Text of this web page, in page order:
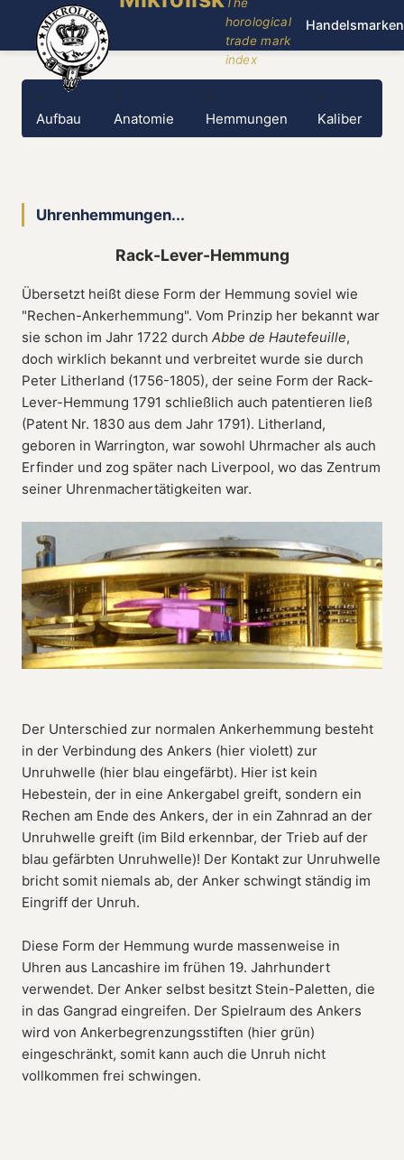
horological
trade mark
index
Handelsmarken
»
Aufbau
»
Anatomie
»
Hemmungen
»
Kaliber
Uhrenhemmungen...
Rack-Lever-Hemmung
Übersetzt heißt diese Form der Hemmung soviel wie
"Rechen-Ankerhemmung". Vom Prinzip her bekannt war
sie schon im Jahr 1722 durch Abbe de Hautefeuille,
doch wirklich bekannt und verbreitet wurde sie durch
Peter Litherland (1756-1805), der seine Form der Rack-
Lever-Hemmung 1791 schließlich auch patentieren ließ
(Patent Nr. 1830 aus dem Jahr 1791). Litherland,
geboren in Warrington, war sowohl Uhrmacher als auch
Erfinder und zog später nach Liverpool, wo das Zentrum
seiner Uhrenmachertätigkeiten war.
Der Unterschied zur normalen Ankerhemmung besteht
in der Verbindung des Ankers (hier violett) zur
Unruhwelle (hier blau eingefärbt). Hier ist kein
Hebestein, der in eine Ankergabel greift, sondern ein
Rechen am Ende des Ankers, der in ein Zahnrad an der
Unruhwelle greift (im Bild erkennbar, der Trieb auf der
blau gefärbten Unruhwelle)! Der Kontakt zur Unruhwelle
bricht somit niemals ab, der Anker schwingt ständig im
Eingriff der Unruh.
Diese Form der Hemmung wurde massenweise in
Uhren aus Lancashire im frühen 19. Jahrhundert
verwendet. Der Anker selbst besitzt Stein-Paletten, die
in das Gangrad eingreifen. Der Spielraum des Ankers
wird von Ankerbegrenzungsstiften (hier grün)
eingeschränkt, somit kann auch die Unruh nicht
vollkommen frei schwingen.